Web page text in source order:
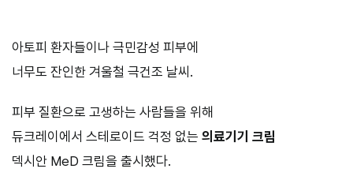
아토피 환자들이나 극민감성 피부에
너무도 잔인한 겨울철 극건조 날씨.
피부 질환으로 고생하는 사람들을 위해
듀크레이에서 스테로이드 걱정 없는 의료기기 크림
덱시안 MeD 크림을 출시했다.